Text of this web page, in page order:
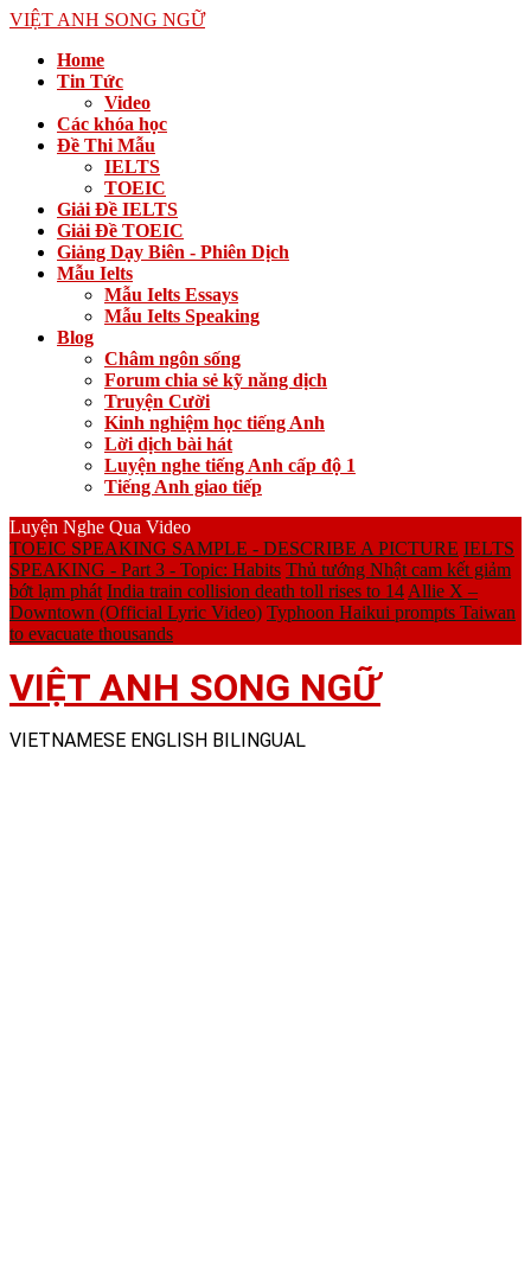
VIỆT ANH SONG NGỮ
Home
Tin Tức
Video
Các khóa học
Đề Thi Mẫu
IELTS
TOEIC
Giải Đề IELTS
Giải Đề TOEIC
Giảng Dạy Biên - Phiên Dịch
Mẫu Ielts
Mẫu Ielts Essays
Mẫu Ielts Speaking
Blog
Châm ngôn sống
Forum chia sẻ kỹ năng dịch
Truyện Cười
Kinh nghiệm học tiếng Anh
Lời dịch bài hát
Luyện nghe tiếng Anh cấp độ 1
Tiếng Anh giao tiếp
Luyện Nghe Qua Video
TOEIC SPEAKING SAMPLE - DESCRIBE A PICTURE IELTS
SPEAKING - Part 3 - Topic: Habits Thủ tướng Nhật cam kết giảm
bớt lạm phát India train collision death toll rises to 14 Allie X –
Downtown (Official Lyric Video) Typhoon Haikui prompts Taiwan
to evacuate thousands
VIỆT ANH SONG NGỮ
VIETNAMESE ENGLISH BILINGUAL